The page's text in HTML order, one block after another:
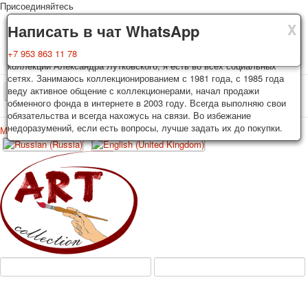
X
Доставка
Колоды, почтовые открытки тщательно упаковываются и
отправляются в течении 3-4 рабочих дней после оплаты.
Исключение: репринт под заказ, такие колоды карт отправляются в
течении 7-8 рабочих дней. Отправка осуществляется почтой России
с треком отслеживания. Цена пересылки зависит от веса и тарифов
почты на момент покупки. По желанию покупателя возможна
отправка СДЕК или другими транспортными компаниями.
X
Гарантия
Вы покупаете колоды игральных карт, почтовые открытки из частной
коллекции Александра Лутковского, я есть во всех социальных
сетях. Занимаюсь коллекционированием с 1981 года, с 1985 года
веду активное общение с коллекционерами, начал продажи
обменного фонда в интернете в 2003 году. Всегда выполняю свои
обязательства и всегда нахожусь на связи. Во избежание
недоразумений, если есть вопросы, лучше задать их до покупки.
X
Написать в чат WhatsApp
+7 953 863 11 78
Присоединяйтесь
TPL_PROTOSTAR_TOGGLE_MENU
Главная Игральные карты Открытки
Новости О сайте
Меню
Главная
Игральные карты
Классические
Эротические рисунки
Рекламные
Эротические фотоколоды
Пин-ап
Политические
Войти